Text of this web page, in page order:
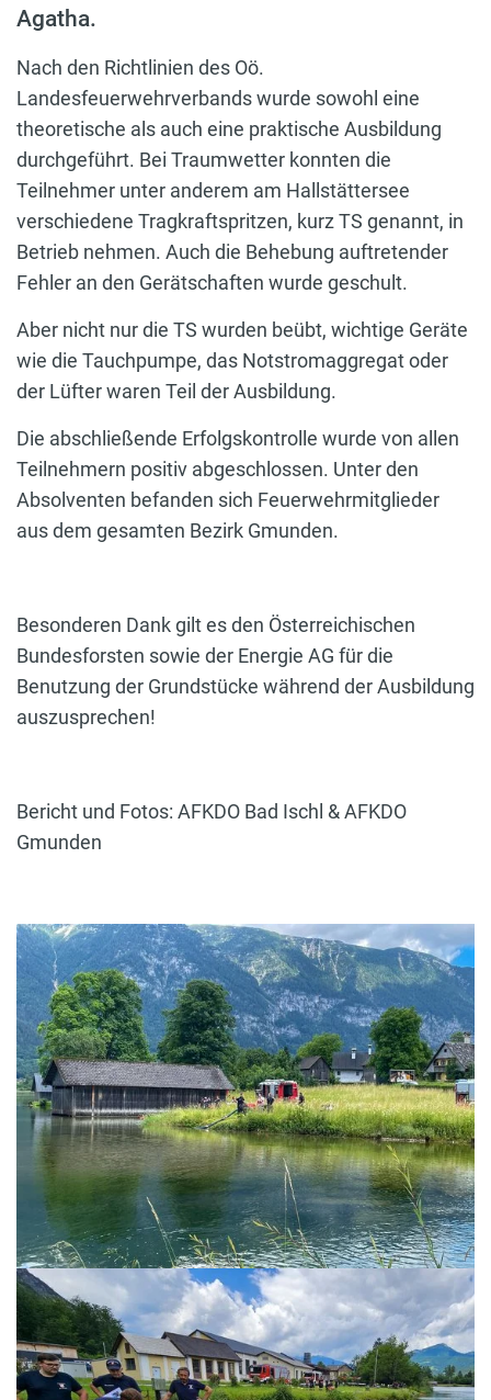
Agatha.
Nach den Richtlinien des Oö.
Landesfeuerwehrverbands wurde sowohl eine
theoretische als auch eine praktische Ausbildung
durchgeführt. Bei Traumwetter konnten die
Teilnehmer unter anderem am Hallstättersee
verschiedene Tragkraftspritzen, kurz TS genannt, in
Betrieb nehmen. Auch die Behebung auftretender
Fehler an den Gerätschaften wurde geschult.
Aber nicht nur die TS wurden beübt, wichtige Geräte
wie die Tauchpumpe, das Notstromaggregat oder
der Lüfter waren Teil der Ausbildung.
Die abschließende Erfolgskontrolle wurde von allen
Teilnehmern positiv abgeschlossen. Unter den
Absolventen befanden sich Feuerwehrmitglieder
aus dem gesamten Bezirk Gmunden.
Besonderen Dank gilt es den Österreichischen
Bundesforsten sowie der Energie AG für die
Benutzung der Grundstücke während der Ausbildung
auszusprechen!
Bericht und Fotos: AFKDO Bad Ischl & AFKDO
Gmunden